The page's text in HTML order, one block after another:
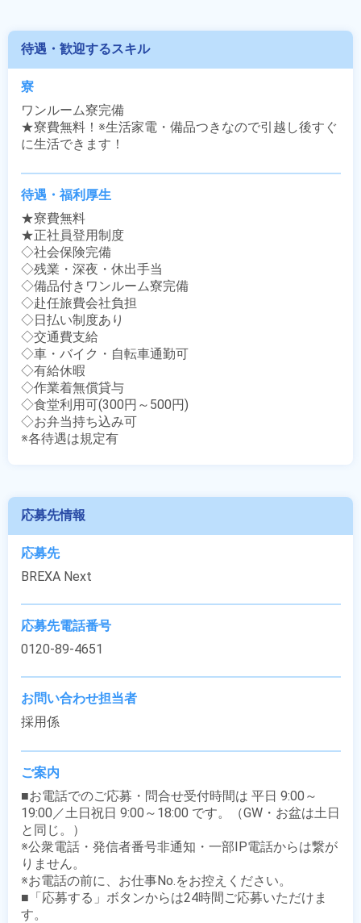
待遇・歓迎するスキル
寮
ワンルーム寮完備
★寮費無料！※生活家電・備品つきなので引越し後すぐ
に生活できます！
待遇・福利厚生
★寮費無料
★正社員登用制度
◇社会保険完備
◇残業・深夜・休出手当
◇備品付きワンルーム寮完備
◇赴任旅費会社負担
◇日払い制度あり
◇交通費支給
◇車・バイク・自転車通勤可
◇有給休暇
◇作業着無償貸与
◇食堂利用可(300円～500円)
◇お弁当持ち込み可
※各待遇は規定有
応募先情報
応募先
BREXA Next
応募先電話番号
0120-89-4651
お問い合わせ担当者
採用係
ご案内
■お電話でのご応募・問合せ受付時間は 平日 9:00～
19:00／土日祝日 9:00～18:00 です。（GW・お盆は土日
と同じ。）
※公衆電話・発信者番号非通知・一部IP電話からは繋が
りません。
※お電話の前に、お仕事No.をお控えください。
■「応募する」ボタンからは24時間ご応募いただけま
す。